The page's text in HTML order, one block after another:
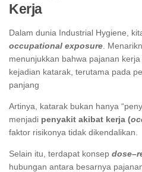
Kerja
Dalam dunia Industrial Hygiene,
occupational exposure .
menunjukkan bahwa pajanan
kejadian katarak, terutama pada
panjang
Artinya, katarak bukan hanya
menjadi penyakit akibat kerja (
faktor risikonya tidak dikendalikan.
Selain itu, terdapat konsep
hubungan antara besarnya